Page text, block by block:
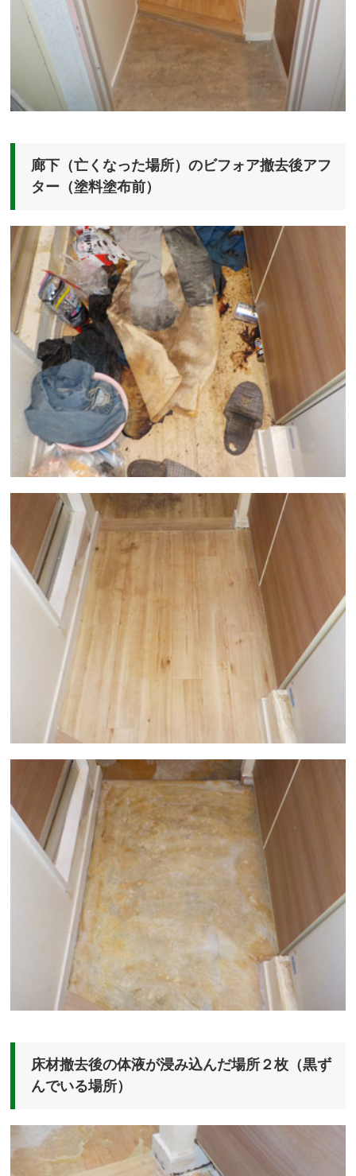
廊下（亡くなった場所）のビフォア撤去後アフ
ター（塗料塗布前）
床材撤去後の体液が浸み込んだ場所２枚（黒ず
んでいる場所）